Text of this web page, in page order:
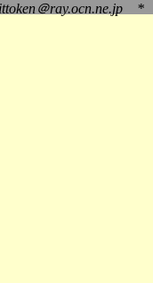
＠ray.ocn.ne.jp *